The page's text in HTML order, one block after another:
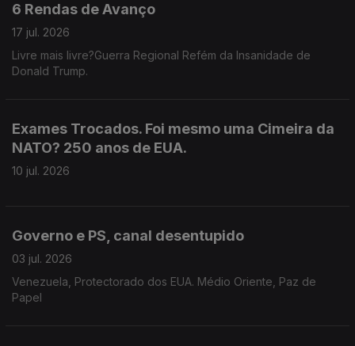
6 Rendas de Avanço
17 jul. 2026
Livre mais livre?Guerra Regional Refém da Insanidade de
Donald Trump.
Exames Trocados. Foi mesmo uma Cimeira da
NATO? 250 anos de EUA.
10 jul. 2026
Governo e PS, canal desentupido
03 jul. 2026
Venezuela, Protectorado dos EUA. Médio Oriente, Paz de
Papel